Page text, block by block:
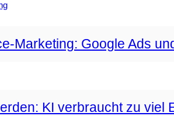
Marketing: Google Ads
KI verbraucht zu viel